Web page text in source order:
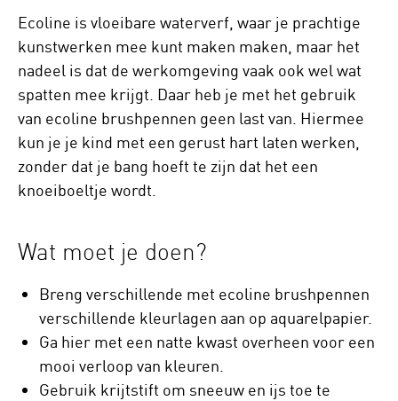
Ecoline is vloeibare waterverf, waar je prachtige
kunstwerken mee kunt maken maken, maar het
nadeel is dat de werkomgeving vaak ook wel wat
spatten mee krijgt. Daar heb je met het gebruik
van ecoline brushpennen geen last van. ​Hiermee
kun je je kind met een gerust hart laten werken,
zonder dat je bang hoeft te zijn dat het een
knoeiboeltje wordt.
Wat moet je doen?
Breng verschillende met ecoline brushpennen
verschillende kleurlagen aan op aquarelpapier.
Ga hier met een natte kwast overheen voor een
mooi verloop van kleuren.
Gebruik krijtstift om sneeuw en ijs toe te